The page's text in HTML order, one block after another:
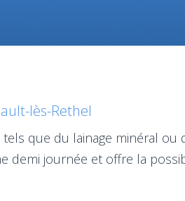
lès-Rethel
que du lainage minéral ou
demi journée et offre la